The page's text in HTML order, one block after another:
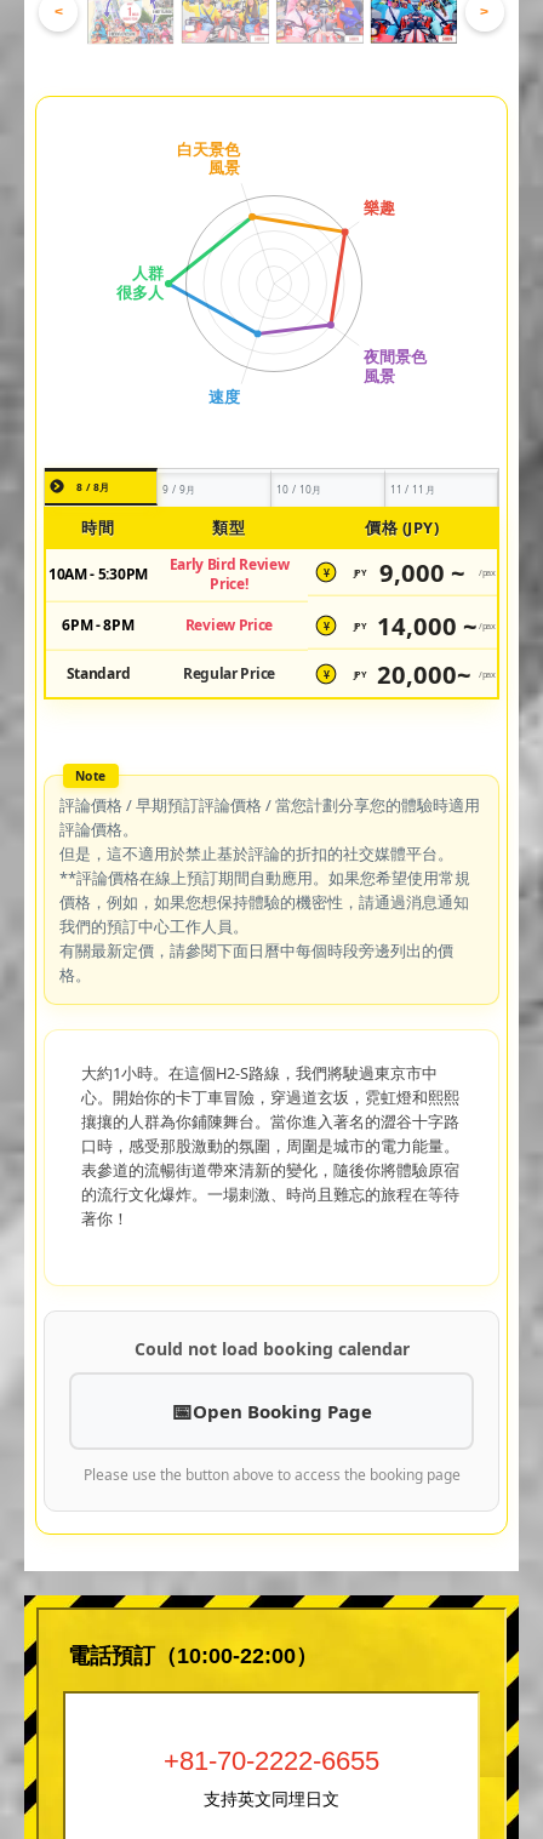
< >
8 / 8月 9 / 9月 10 / 10月 11 / 11月
時間 類型 價格 (JPY)
10AM - 5:30PM
Early Bird Review
Price!
¥ JPY 9,000 ~ /pax
6PM - 8PM Review Price ¥ JPY 14,000 ~ /pax
Standard Regular Price ¥ JPY 20,000~ /pax
評論價格 / 早期預訂評論價格 / 當您計劃分享您的體驗時適用
評論價格。
但是，這不適用於禁止基於評論的折扣的社交媒體平台。
**評論價格在線上預訂期間自動應用。如果您希望使用常規
價格，例如，如果您想保持體驗的機密性，請通過消息通知
我們的預訂中心工作人員。
有關最新定價，請參閱下面日曆中每個時段旁邊列出的價
格。
大約1小時。在這個H2-S路線，我們將駛過東京市中
心。開始你的卡丁車冒險，穿過道玄坂，霓虹燈和熙熙
攘攘的人群為你鋪陳舞台。當你進入著名的澀谷十字路
口時，感受那股激動的氛圍，周圍是城市的電力能量。
表參道的流暢街道帶來清新的變化，隨後你將體驗原宿
的流行文化爆炸。一場刺激、時尚且難忘的旅程在等待
著你！
Could not load booking calendar
Open Booking Page
Please use the button above to access the booking page
電話預訂（10:00-22:00）
+81-70-2222-6655
支持英文同埋日文